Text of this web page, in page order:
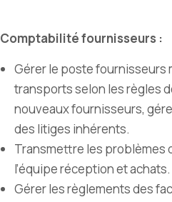
Comptabilité fournisseurs :
Gérer le poste fournisseurs
transports selon les règles
nouveaux fournisseurs,
des litiges inhérents.
Transmettre les problèmes
l’équipe réception et achats.
Gérer les règlements des